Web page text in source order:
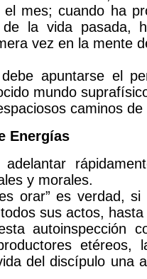
el mes; cuando ha
la vida pasada,
vez en la mente
apuntarse el
mundo
caminos
Energías
y morales.
orar” es verdad,
sus actos,
autoinspección
etéreos,
del discípulo una